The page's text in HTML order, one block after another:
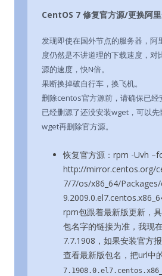
CentOS 7 修复官方源/更换阿
发现即使在国外节点的服务器，阿
度仍然是不讲道理的下载速度，
源的速度，快N倍。
果断换掉破自行车，换飞机。
删除centos官方源前，请确保已
已经删源了还没安装wget，可以
wget再删除官方源。
恢复官方源：rpm -Uvh
http://mirror.centos.org/
7/7/os/x86_64/
rpm包跟着最新版更新，
包名字的链接为准，我现
7.7.1908，如果安装官方
查看最新版包名，把url中